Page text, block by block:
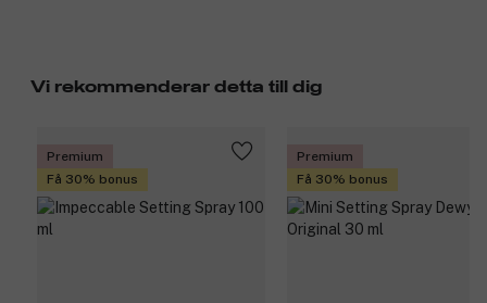
Vi rekommenderar detta till dig
Premium
Få 30% bonus
Premium
Få 30% bonus